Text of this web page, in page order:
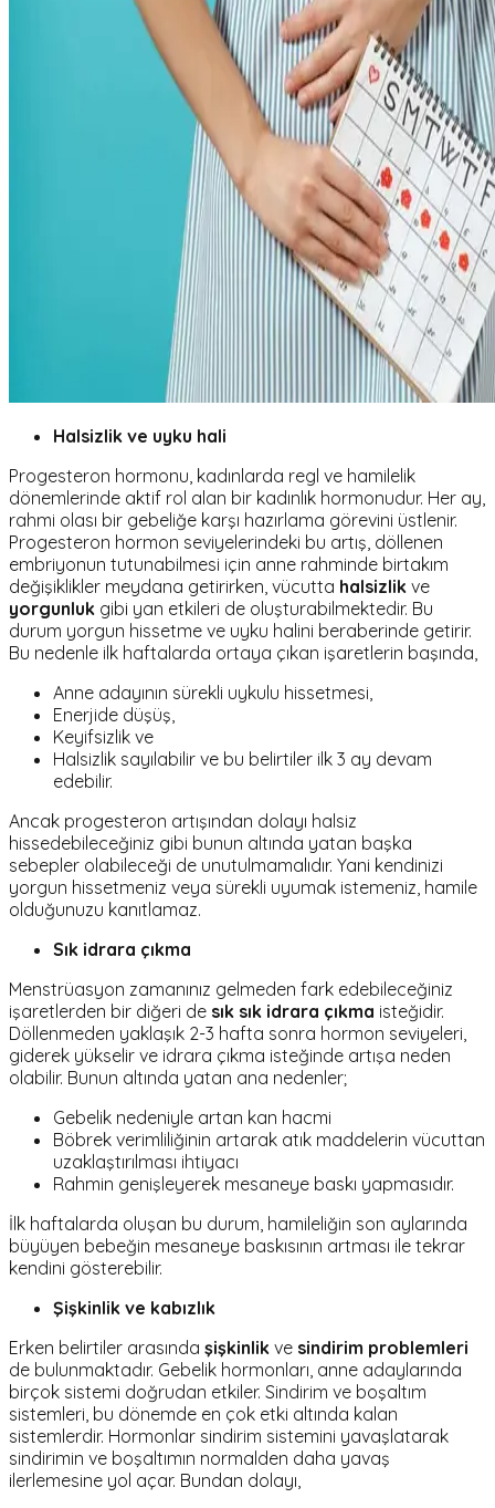
Halsizlik ve uyku hali
Progesteron hormonu, kadınlarda regl ve hamilelik
dönemlerinde aktif rol alan bir kadınlık hormonudur. Her ay,
rahmi olası bir gebeliğe karşı hazırlama görevini üstlenir.
Progesteron hormon seviyelerindeki bu artış, döllenen
embriyonun tutunabilmesi için anne rahminde birtakım
değişiklikler meydana getirirken, vücutta halsizlik ve
yorgunluk gibi yan etkileri de oluşturabilmektedir. Bu
durum yorgun hissetme ve uyku halini beraberinde getirir.
Bu nedenle ilk haftalarda ortaya çıkan işaretlerin başında,
Anne adayının sürekli uykulu hissetmesi,
Enerjide düşüş,
Keyifsizlik ve
Halsizlik sayılabilir ve bu belirtiler ilk 3 ay devam
edebilir.
Ancak progesteron artışından dolayı halsiz
hissedebileceğiniz gibi bunun altında yatan başka
sebepler olabileceği de unutulmamalıdır. Yani kendinizi
yorgun hissetmeniz veya sürekli uyumak istemeniz, hamile
olduğunuzu kanıtlamaz.
Sık idrara çıkma
Menstrüasyon zamanınız gelmeden fark edebileceğiniz
işaretlerden bir diğeri de sık sık idrara çıkma isteğidir.
Döllenmeden yaklaşık 2-3 hafta sonra hormon seviyeleri,
giderek yükselir ve idrara çıkma isteğinde artışa neden
olabilir. Bunun altında yatan ana nedenler;
Gebelik nedeniyle artan kan hacmi
Böbrek verimliliğinin artarak atık maddelerin vücuttan
uzaklaştırılması ihtiyacı
Rahmin genişleyerek mesaneye baskı yapmasıdır.
İlk haftalarda oluşan bu durum, hamileliğin son aylarında
büyüyen bebeğin mesaneye baskısının artması ile tekrar
kendini gösterebilir.
Şişkinlik ve kabızlık
Erken belirtiler arasında şişkinlik ve sindirim problemleri
de bulunmaktadır. Gebelik hormonları, anne adaylarında
birçok sistemi doğrudan etkiler. Sindirim ve boşaltım
sistemleri, bu dönemde en çok etki altında kalan
sistemlerdir. Hormonlar sindirim sistemini yavaşlatarak
sindirimin ve boşaltımın normalden daha yavaş
ilerlemesine yol açar. Bundan dolayı,